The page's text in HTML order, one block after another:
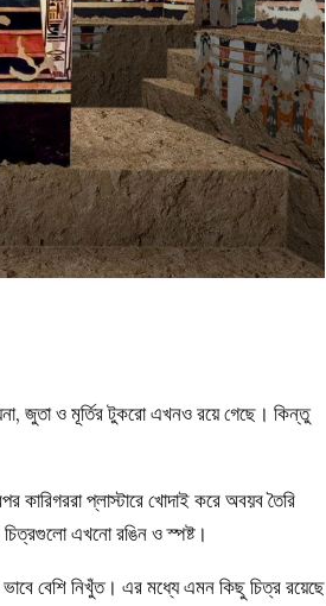
জুতা ও মূর্তির টুকরো এখনও রয়ে গেছে। কিন্তু
কারিগররা প্লাস্টারে খোদাই করে অবয়ব তৈরি
এখনো রঙিন ও স্পষ্ট।
বেশি নিখুঁত। এর মধ্যে এমন কিছু চিত্র রয়েছে